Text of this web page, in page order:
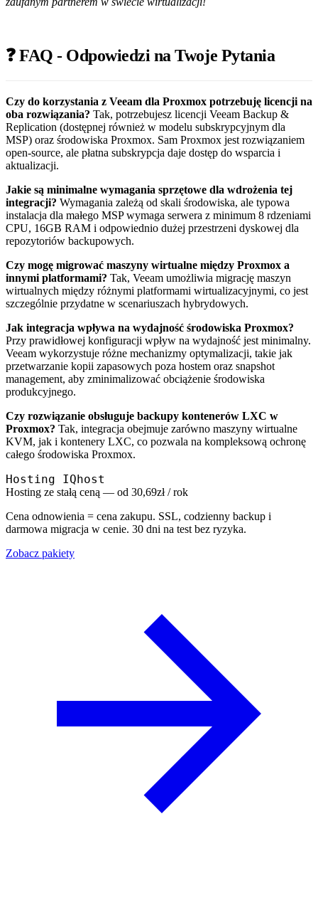
❓ FAQ - Odpowiedzi na Twoje Pytania
Czy do korzystania z Veeam dla Proxmox potrzebuję licencji na
oba rozwiązania? Tak, potrzebujesz licencji Veeam Backup &
Replication (dostępnej również w modelu subskrypcyjnym dla
MSP) oraz środowiska Proxmox. Sam Proxmox jest rozwiązaniem
open-source, ale płatna subskrypcja daje dostęp do wsparcia i
aktualizacji.
Jakie są minimalne wymagania sprzętowe dla wdrożenia tej
integracji? Wymagania zależą od skali środowiska, ale typowa
instalacja dla małego MSP wymaga serwera z minimum 8 rdzeniami
CPU, 16GB RAM i odpowiednio dużej przestrzeni dyskowej dla
repozytoriów backupowych.
Czy mogę migrować maszyny wirtualne między Proxmox a
innymi platformami? Tak, Veeam umożliwia migrację maszyn
wirtualnych między różnymi platformami wirtualizacyjnymi, co jest
szczególnie przydatne w scenariuszach hybrydowych.
Jak integracja wpływa na wydajność środowiska Proxmox?
Przy prawidłowej konfiguracji wpływ na wydajność jest minimalny.
Veeam wykorzystuje różne mechanizmy optymalizacji, takie jak
przetwarzanie kopii zapasowych poza hostem oraz snapshot
management, aby zminimalizować obciążenie środowiska
produkcyjnego.
Czy rozwiązanie obsługuje backupy kontenerów LXC w
Proxmox? Tak, integracja obejmuje zarówno maszyny wirtualne
KVM, jak i kontenery LXC, co pozwala na kompleksową ochronę
całego środowiska Proxmox.
Hosting IQhost
Hosting ze stałą ceną — od 30,69zł / rok
Cena odnowienia = cena zakupu. SSL, codzienny backup i
darmowa migracja w cenie. 30 dni na test bez ryzyka.
Zobacz pakiety